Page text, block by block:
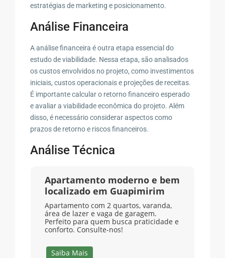
estratégias de marketing e posicionamento.
Análise Financeira
A análise financeira é outra etapa essencial do
estudo de viabilidade. Nessa etapa, são analisados
os custos envolvidos no projeto, como investimentos
iniciais, custos operacionais e projeções de receitas.
É importante calcular o retorno financeiro esperado
e avaliar a viabilidade econômica do projeto. Além
disso, é necessário considerar aspectos como
prazos de retorno e riscos financeiros.
Análise Técnica
Apartamento moderno e bem
localizado em Guapimirim
Apartamento com 2 quartos, varanda,
área de lazer e vaga de garagem.
Perfeito para quem busca praticidade e
conforto. Consulte-nos!
Saiba Mais